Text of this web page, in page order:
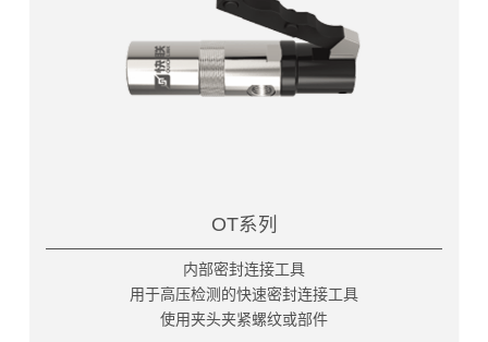
OT系列
内部密封连接工具
用于高压检测的快速密封连接工具
使用夹头夹紧螺纹或部件